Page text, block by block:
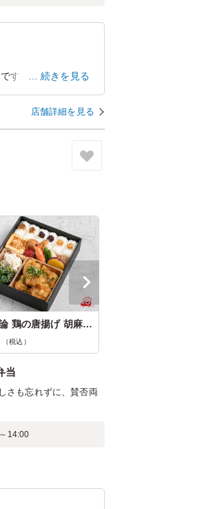
す。
市南区別所2025/10/05
続きを見る
店舗詳細を見る
賛否両論 鶏の唐揚げ 胡麻らっきょポン...
（税込）
当
さも忘れずに、賛否両
14:00